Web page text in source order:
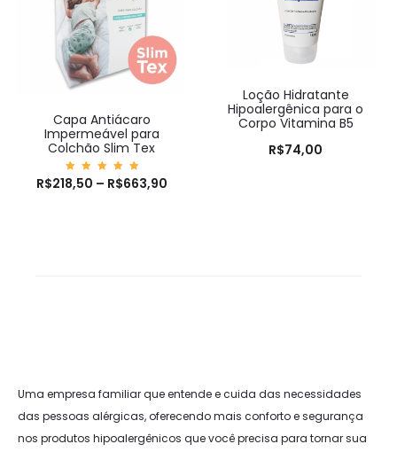
Capa Antiácaro
Impermeável para
Colchão Slim Tex
Avaliaç
ão
R$218,50 – R$663,90
Loção Hidratante
Hipoalergênica para o
Corpo Vitamina B5
R$74,00
Uma empresa familiar que entende e cuida das necessidades
das pessoas alérgicas, oferecendo mais conforto e segurança
nos produtos hipoalergênicos que você precisa para tornar sua